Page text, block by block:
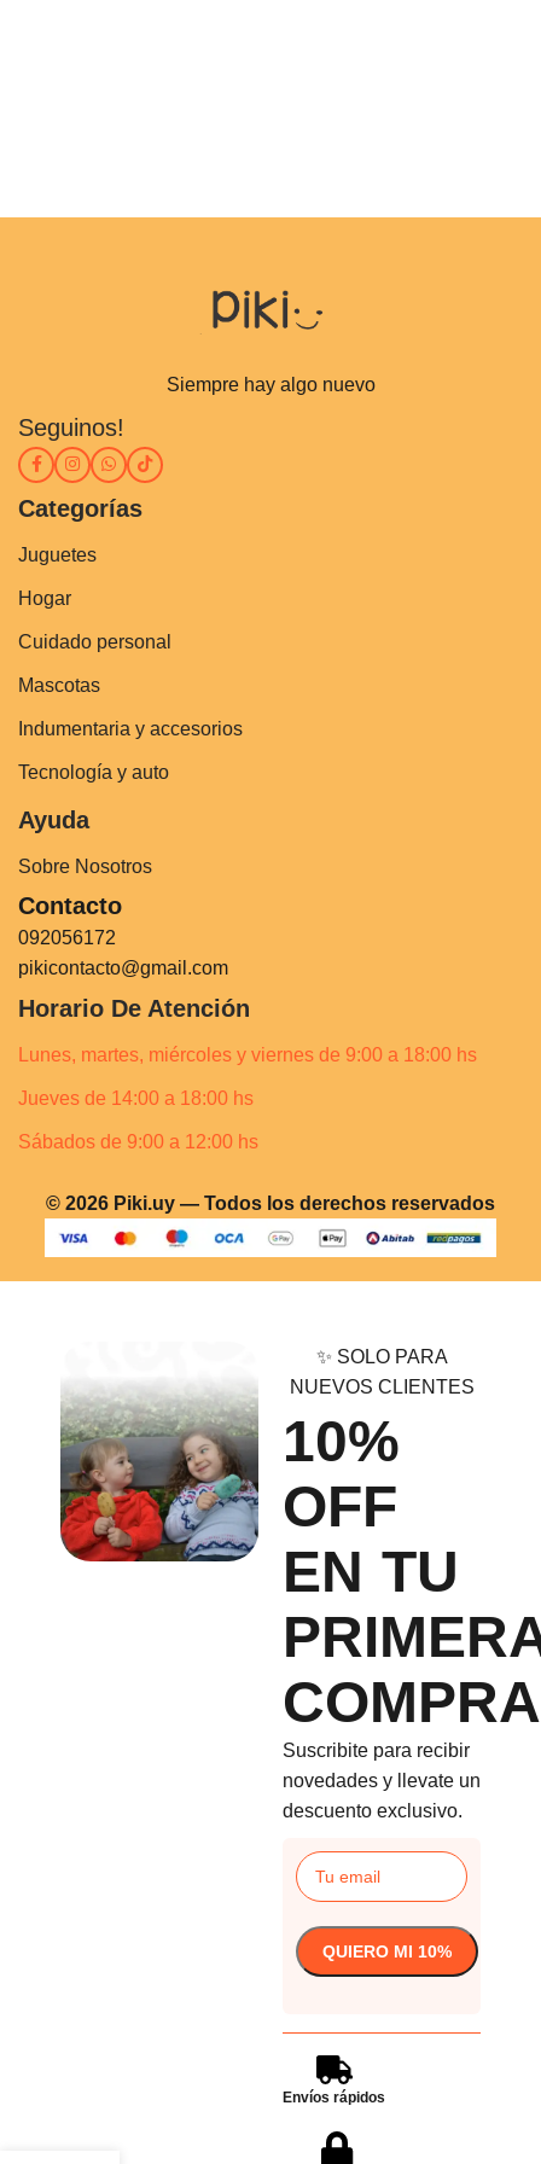
Siempre hay algo nuevo
Seguinos!
Categorías
Juguetes
Hogar
Cuidado personal
Mascotas
Indumentaria y accesorios
Tecnología y auto
Ayuda
Sobre Nosotros
Contacto
092056172
pikicontacto@gmail.com
Horario De Atención
Lunes, martes, miércoles y viernes de 9:00 a 18:00 hs
Jueves de 14:00 a 18:00 hs
Sábados de 9:00 a 12:00 hs
© 2026 Piki.uy — Todos los derechos reservados
✨ SOLO PARA
NUEVOS CLIENTES
10%
OFF
EN TU
COMPRA
Suscribite para recibir
novedades y llevate un
descuento exclusivo.
Envíos rápidos